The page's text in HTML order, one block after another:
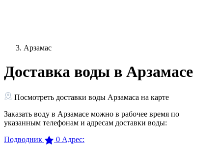
Арзамас
Доставка воды в Арзамасе
Посмотреть доставки воды Арзамаса на карте
Заказать воду в Арзамасе можно в рабочее время по
указанным телефонам и адресам доставки воды:
Подводник
0 Адрес: